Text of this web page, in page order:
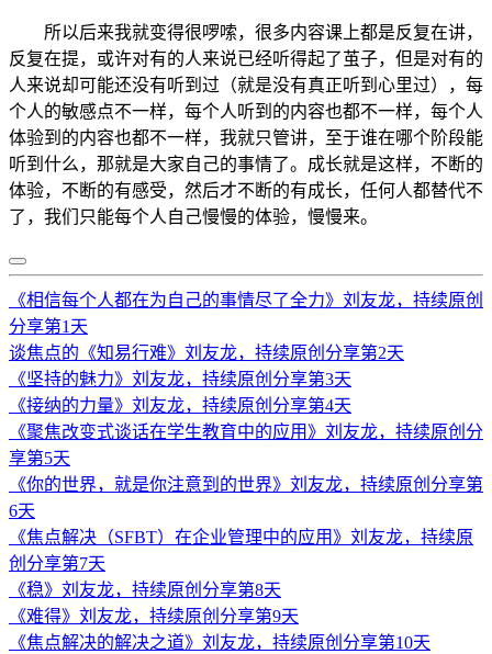
所以后来我就变得很啰嗦，很多内容课上都是反复在讲，
反复在提，或许对有的人来说已经听得起了茧子，但是对有的
人来说却可能还没有听到过（就是没有真正听到心里过），每
个人的敏感点不一样，每个人听到的内容也都不一样，每个人
体验到的内容也都不一样，我就只管讲，至于谁在哪个阶段能
听到什么，那就是大家自己的事情了。成长就是这样，不断的
体验，不断的有感受，然后才不断的有成长，任何人都替代不
了，我们只能每个人自己慢慢的体验，慢慢来。
《相信每个人都在为自己的事情尽了全力》刘友龙，持续原创
分享第1天
谈焦点的《知易行难》刘友龙，持续原创分享第2天
《坚持的魅力》刘友龙，持续原创分享第3天
《接纳的力量》刘友龙，持续原创分享第4天
《聚焦改变式谈话在学生教育中的应用》刘友龙，持续原创分
享第5天
《你的世界，就是你注意到的世界》刘友龙，持续原创分享第
6天
《焦点解决（SFBT）在企业管理中的应用》刘友龙，持续原
创分享第7天
《稳》刘友龙，持续原创分享第8天
《难得》刘友龙，持续原创分享第9天
《焦点解决的解决之道》刘友龙，持续原创分享第10天